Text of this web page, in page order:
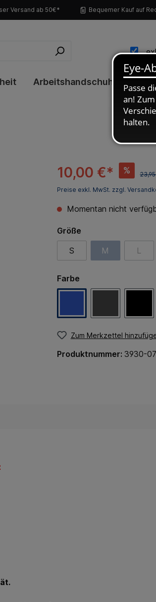
Versand ab 50€* Bequemer Kauf auf
Arbeitshandschuhe
10,00 €* %
Preise exkl. MwSt. zzgl.
Momentan nicht
Größe
S
M L
Farbe
Zum Merkzettel
Produktnummer: 3930-